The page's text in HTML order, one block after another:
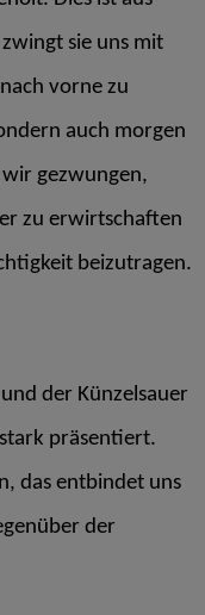
sie uns mit
vorne zu
auch morgen
gezwungen,
zu erwirtschaften
beizutragen.
der Künzelsauer
präsentiert.
das entbindet uns
der